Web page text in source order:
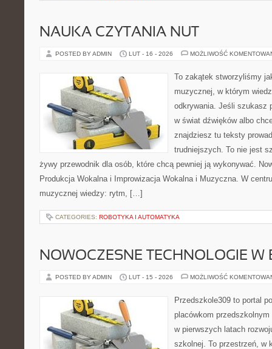
NAUKA CZYTANIA NUT
POSTED BY ADMIN LUT - 16 - 2026 MOŻLIWOŚĆ
To zakątek stworzyliśmy
muzycznej, w którym
odkrywania. Jeśli szukasz
w świat dźwięków albo
znajdziesz tu teksty
trudniejszych. To nie jest
żywy przewodnik dla osób, które chcą pewniej ją wykonywać.
Produkcja Wokalna i Improwizacja Wokalna i Muzyczna. W
muzycznej wiedzy: rytm, […]
CATEGORIES: ROBOTYKA I AUTOMATYKA
NOWOCZESNE TECHNOLOGIE W
POSTED BY ADMIN LUT - 15 - 2026 MOŻLIWOŚĆ
Przedszkole309 to portal
placówkom
w pierwszych latach
szkolnej. To przestrzeń, w